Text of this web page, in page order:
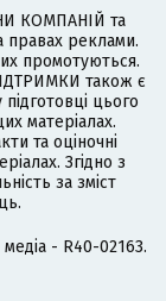
КОМПАНІЙ та
правах реклами.
промотуються.
також є
цього
матеріалах.
та оціночні
Згідно з
за зміст
- R40-02163.